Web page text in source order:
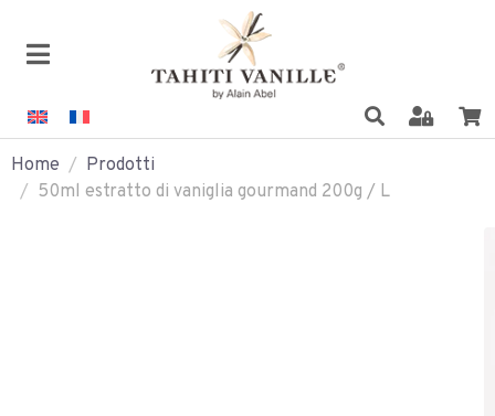
Home
Prodotti
50ml estratto di vaniglia gourmand 200g / L